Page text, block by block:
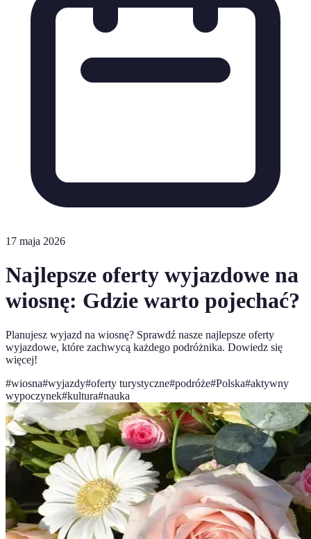
17 maja 2026
Najlepsze oferty wyjazdowe na
wiosnę: Gdzie warto pojechać?
Planujesz wyjazd na wiosnę? Sprawdź nasze najlepsze oferty
wyjazdowe, które zachwycą każdego podróżnika. Dowiedz się
więcej!
#wiosna#wyjazdy#oferty turystyczne#podróże#Polska#aktywny
wypoczynek#kultura#nauka